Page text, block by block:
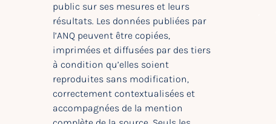
public sur ses mesures et leurs
résultats. Les données publiées par
l’ANQ peuvent être copiées,
imprimées et diffusées par des tiers
à condition qu’elles soient
reproduites sans modification,
correctement contextualisées et
accompagnées de la mention